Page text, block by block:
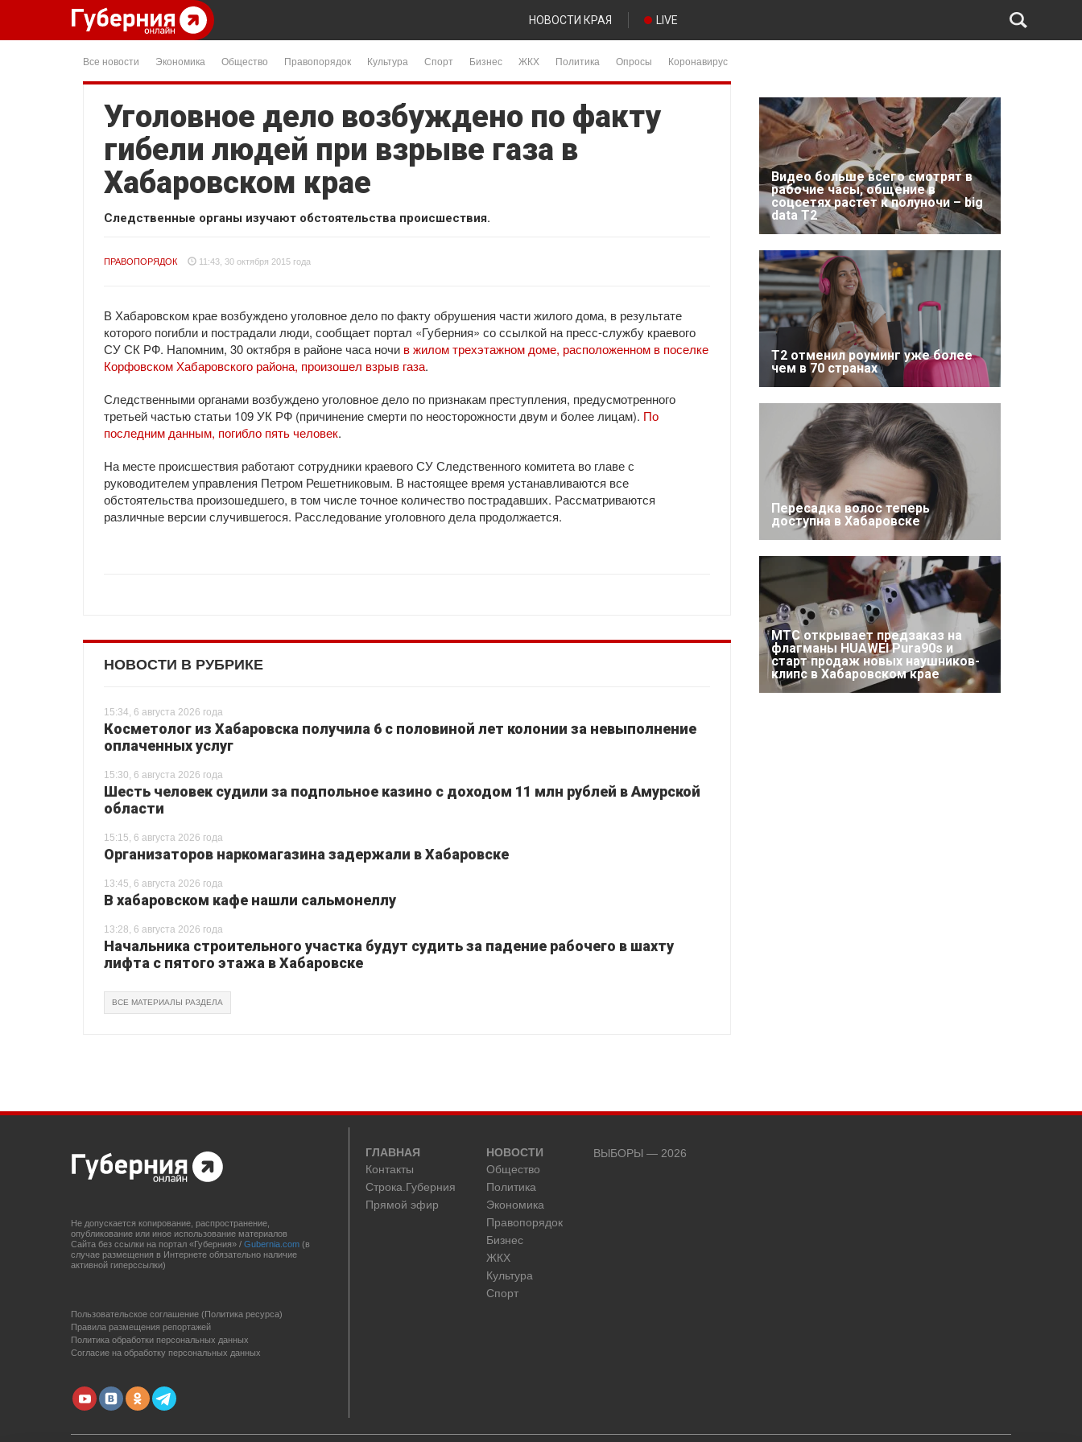
НОВОСТИ КРАЯ LIVE
Все новости Экономика Общество Правопорядок Культура Спорт Бизнес ЖКХ Политика Опросы Коронавирус
Уголовное дело возбуждено по факту
гибели людей при взрыве газа в
Хабаровском крае
Следственные органы изучают обстоятельства происшествия.
ПРАВОПОРЯДОК 11:43, 30 октября 2015 года
В Хабаровском крае возбуждено уголовное дело по факту обрушения части жилого дома, в результате
которого погибли и пострадали люди, сообщает портал «Губерния» со ссылкой на пресс-службу краевого
СУ СК РФ. Напомним, 30 октября в районе часа ночи в жилом трехэтажном доме, расположенном в поселке
Корфовском Хабаровского района, произошел взрыв газа.
Следственными органами возбуждено уголовное дело по признакам преступления, предусмотренного
третьей частью статьи 109 УК РФ (причинение смерти по неосторожности двум и более лицам). По
последним данным, погибло пять человек.
На месте происшествия работают сотрудники краевого СУ Следственного комитета во главе с
руководителем управления Петром Решетниковым. В настоящее время устанавливаются все
обстоятельства произошедшего, в том числе точное количество пострадавших. Рассматриваются
различные версии случившегося. Расследование уголовного дела продолжается.
НОВОСТИ В РУБРИКЕ
15:34, 6 августа 2026 года
Косметолог из Хабаровска получила 6 с половиной лет колонии за невыполнение
оплаченных услуг
15:30, 6 августа 2026 года
Шесть человек судили за подпольное казино с доходом 11 млн рублей в Амурской
области
15:15, 6 августа 2026 года
Организаторов наркомагазина задержали в Хабаровске
13:45, 6 августа 2026 года
В хабаровском кафе нашли сальмонеллу
13:28, 6 августа 2026 года
Начальника строительного участка будут судить за падение рабочего в шахту
лифта с пятого этажа в Хабаровске
ВСЕ МАТЕРИАЛЫ РАЗДЕЛА
Видео больше всего смотрят в
рабочие часы, общение в
соцсетях растет к полуночи – big
data T2
Т2 отменил роуминг уже более
чем в 70 странах
Пересадка волос теперь
доступна в Хабаровске
МТС открывает предзаказ на
флагманы HUAWEI Pura90s и
старт продаж новых наушников-
клипс в Хабаровском крае
Не допускается копирование, распространение,
опубликование или иное использование материалов
Сайта без ссылки на портал «Губерния» / Gubernia.com (в
случае размещения в Интернете обязательно наличие
активной гиперссылки)
Пользовательское соглашение (Политика ресурса)
Правила размещения репортажей
Политика обработки персональных данных
Согласие на обработку персональных данных
ГЛАВНАЯ
Контакты
Строка.Губерния
Прямой эфир
НОВОСТИ
Общество
Политика
Экономика
Правопорядок
Бизнес
ЖКХ
Культура
Спорт
ВЫБОРЫ — 2026